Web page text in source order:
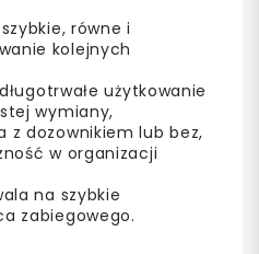
równe i
kolejnych
użytkowanie
wymiany,
z dozownikiem lub bez,
w organizacji
na szybkie
zabiegowego.